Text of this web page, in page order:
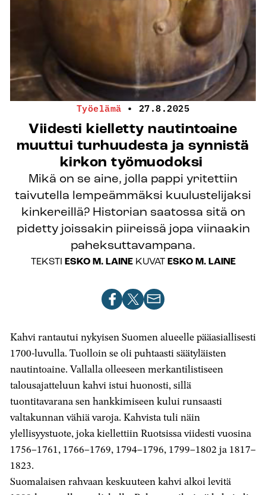
Työelämä • 27.8.2025
Viidesti kielletty nautintoaine
muuttui turhuudesta ja synnistä
kirkon työmuodoksi
Mikä on se aine, jolla pappi yritettiin
taivutella lempeämmäksi kuulustelijaksi
kinkereillä? Historian saatossa sitä on
pidetty joissakin piireissä jopa viinaakin
paheksuttavampana.
TEKSTI ESKO M. LAINEKUVAT ESKO M. LAINE
Jaa
artikkeli
Jaa
artikkeli
palvelussa
Jaa
artikkeli
Kahvi rantautui nykyisen Suomen alueelle pääasiallisesti
1700-luvulla. Tuolloin se oli puhtaasti säätyläisten
nautintoaine. Vallalla olleeseen merkantilistiseen
talousajatteluun kahvi istui huonosti, sillä
tuontitavarana sen hankkimiseen kului runsaasti
valtakunnan vähiä varoja. Kahvista tuli näin
ylellisyystuote, joka kiellettiin Ruotsissa viidesti vuosina
1756–1761, 1766–1769, 1794–1796, 1799–1802 ja 1817–
1823.
Suomalaisen rahvaan keskuuteen kahvi alkoi levitä